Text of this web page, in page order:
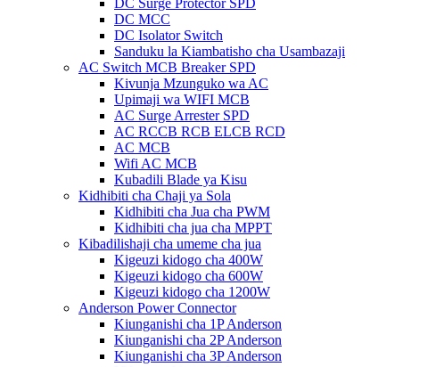
DC Surge Protector SPD
DC MCC
DC Isolator Switch
Sanduku la Kiambatisho cha Usambazaji
AC Switch MCB Breaker SPD
Kivunja Mzunguko wa AC
Upimaji wa WIFI MCB
AC Surge Arrester SPD
AC RCCB RCB ELCB RCD
AC MCB
Wifi AC MCB
Kubadili Blade ya Kisu
Kidhibiti cha Chaji ya Sola
Kidhibiti cha Jua cha PWM
Kidhibiti cha jua cha MPPT
Kibadilishaji cha umeme cha jua
Kigeuzi kidogo cha 400W
Kigeuzi kidogo cha 600W
Kigeuzi kidogo cha 1200W
Anderson Power Connector
Kiunganishi cha 1P Anderson
Kiunganishi cha 2P Anderson
Kiunganishi cha 3P Anderson